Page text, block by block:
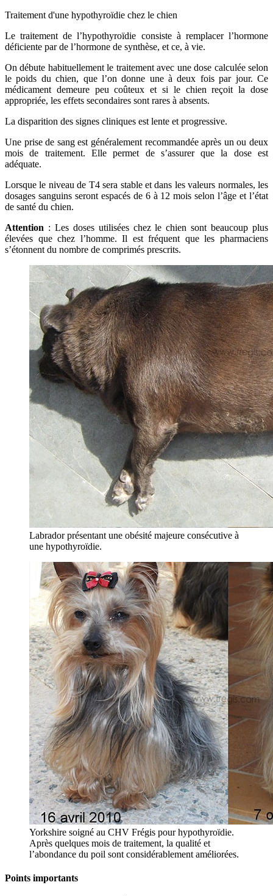
Traitement d'une hypothyroïdie chez le chien
Le traitement de l’hypothyroïdie consiste à remplacer l’hormone
déficiente par de l’hormone de synthèse, et ce, à vie.
On débute habituellement le traitement avec une dose calculée selon
le poids du chien, que l’on donne une à deux fois par jour. Ce
médicament demeure peu coûteux et si le chien reçoit la dose
appropriée, les effets secondaires sont rares à absents.
La disparition des signes cliniques est lente et progressive.
Une prise de sang est généralement recommandée après un ou deux
mois de traitement. Elle permet de s’assurer que la dose est
adéquate.
Lorsque le niveau de T4 sera stable et dans les valeurs normales, les
dosages sanguins seront espacés de 6 à 12 mois selon l’âge et l’état
de santé du chien.
Attention : Les doses utilisées chez le chien sont beaucoup plus
élevées que chez l’homme. Il est fréquent que les pharmaciens
s’étonnent du nombre de comprimés prescrits.
Labrador présentant une obésité majeure consécutive à
une hypothyroïdie.
Yorkshire soigné au CHV Frégis pour hypothyroïdie.
Après quelques mois de traitement, la qualité et
l’abondance du poil sont considérablement améliorées.
Points importants